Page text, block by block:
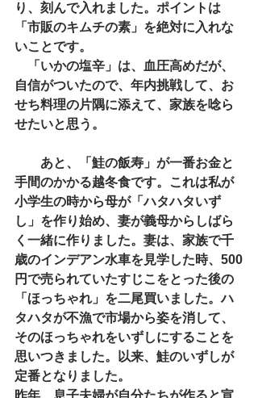
り、刻んで入れました。ポイントは
「市販のキムチの素」を絶対に入れな
いことです。
「いかの塩辛」は、血圧高めだが、
自信がついたので、年内挑戦して、お
せち料理の片隅に添えて、家族を唸ら
せたいと思う。
あと、「鮭の飯寿」が一番お金と
手間のかかる越冬食です。これは私が
小学生の時から母が「ハタハタいず
し」を作り始め、妻が義母からしばら
く一緒に作りました。妻は、家族で千
歳のインデアン水車を見学した時、500
円で売られていたすじこをとった後の
「ほっちゃれ」を二尾買いました。ハ
タハタが不漁で市場から姿を消して、
そのほっちゃれをいずしにすることを
思いつきました。以来、鮭のいずしが
定番となりました。
昨年、息子夫婦が自分たちが作ると宣